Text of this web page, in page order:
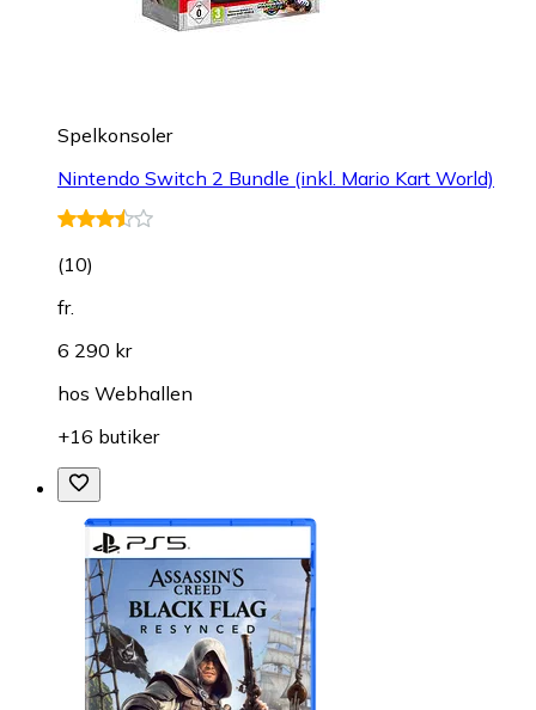
Spelkonsoler
Nintendo Switch 2 Bundle (inkl. Mario Kart World)
(10)
fr.
6 290 kr
hos Webhallen
+16 butiker